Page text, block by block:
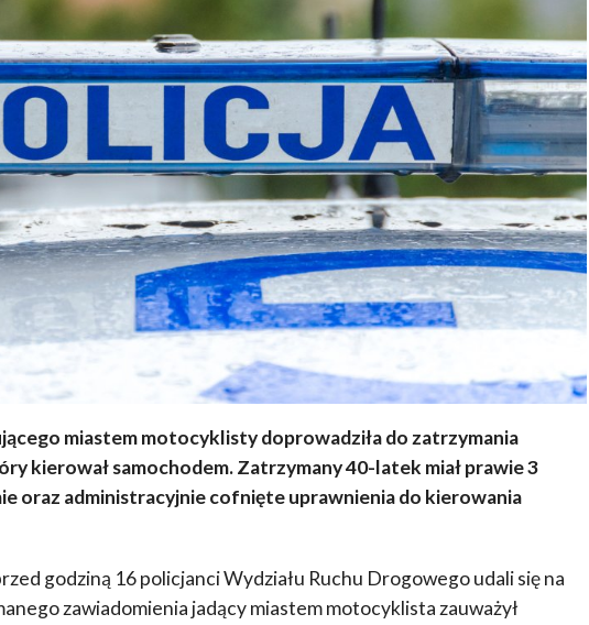
miastem motocyklisty doprowadziła do zatrzymania
kierował samochodem. Zatrzymany 40-latek miał prawie 3
oraz administracyjnie cofnięte uprawnienia do kierowania
godziną 16 policjanci Wydziału Ruchu Drogowego udali się na
zawiadomienia jadący miastem motocyklista zauważył